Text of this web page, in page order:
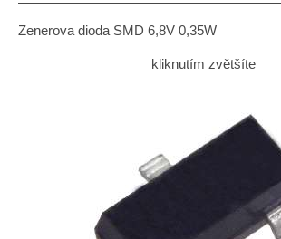
Zenerova dioda SMD 6,8V 0,35W
kliknutím zvětšíte